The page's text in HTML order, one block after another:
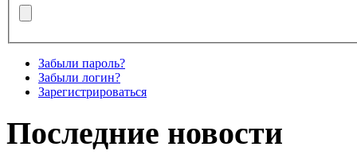
Забыли пароль?
Забыли логин?
Зарегистрироваться
Последние новости